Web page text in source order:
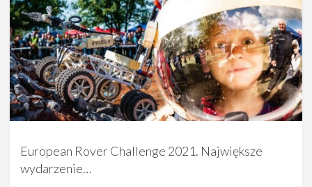
European Rover Challenge 2021. Największe
wydarzenie…